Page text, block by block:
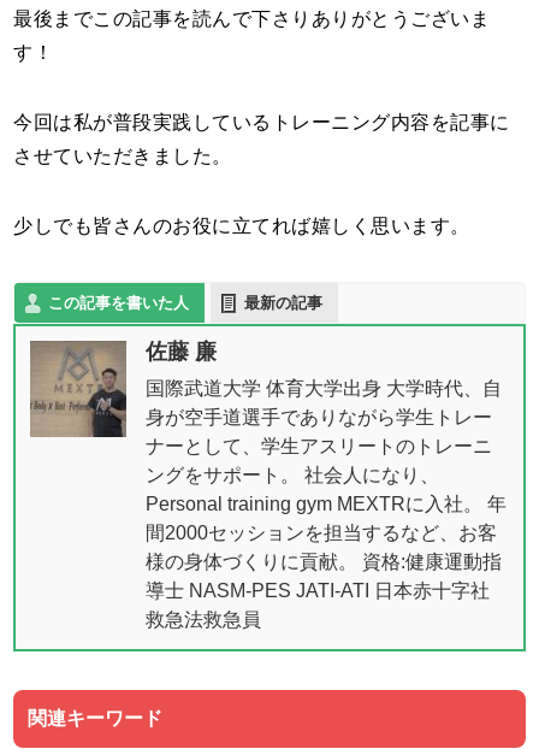
最後までこの記事を読んで下さりありがとうございま
す！
今回は私が普段実践しているトレーニング内容を記事に
させていただきました。
少しでも皆さんのお役に立てれば嬉しく思います。
この記事を書いた人 最新の記事
佐藤 廉
国際武道大学 体育大学出身 大学時代、自
身が空手道選手でありながら学生トレー
ナーとして、学生アスリートのトレーニ
ングをサポート。 社会人になり、
Personal training gym MEXTRに入社。 年
間2000セッションを担当するなど、お客
様の身体づくりに貢献。 資格:健康運動指
導士 NASM-PES JATI-ATI 日本赤十字社
救急法救急員
関連キーワード